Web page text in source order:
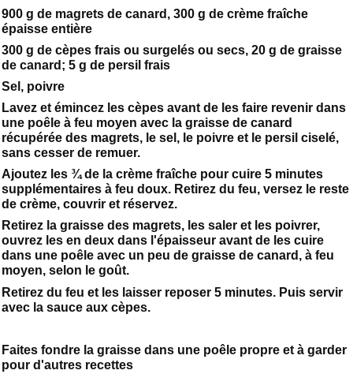
900 g de magrets de canard, 300 g de crème fraîche
épaisse entière
300 g de cèpes frais ou surgelés ou secs, 20 g de graisse
de canard; 5 g de persil frais
Sel, poivre
Lavez et émincez les cèpes avant de les faire revenir dans
une poêle à feu moyen avec la graisse de canard
récupérée des magrets, le sel, le poivre et le persil ciselé,
sans cesser de remuer.
Ajoutez les ¾ de la crème fraîche pour cuire 5 minutes
supplémentaires à feu doux. Retirez du feu, versez le reste
de crème, couvrir et réservez.
Retirez la graisse des magrets, les saler et les poivrer,
ouvrez les en deux dans l'épaisseur avant de les cuire
dans une poêle avec un peu de graisse de canard, à feu
moyen, selon le goût.
Retirez du feu et les laisser reposer 5 minutes. Puis servir
avec la sauce aux cèpes.
Faites fondre la graisse dans une poêle propre et à garder
pour d'autres recettes